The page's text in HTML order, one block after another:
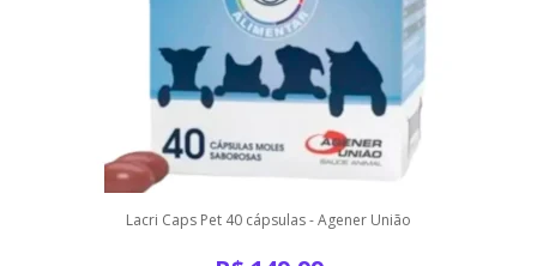
Lacri Caps Pet 40 cápsulas - Agener União